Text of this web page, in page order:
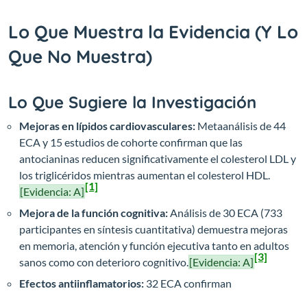
Lo Que Muestra la Evidencia (Y Lo
Que No Muestra)
Lo Que Sugiere la Investigación
Mejoras en lípidos cardiovasculares: Metaanálisis de 44
ECA y 15 estudios de cohorte confirman que las
antocianinas reducen significativamente el colesterol LDL y
los triglicéridos mientras aumentan el colesterol HDL.
[Evidencia: A][1]
Mejora de la función cognitiva: Análisis de 30 ECA (733
participantes en síntesis cuantitativa) demuestra mejoras
en memoria, atención y función ejecutiva tanto en adultos
sanos como con deterioro cognitivo. [Evidencia: A][3]
Efectos antiinflamatorios: 32 ECA confirman